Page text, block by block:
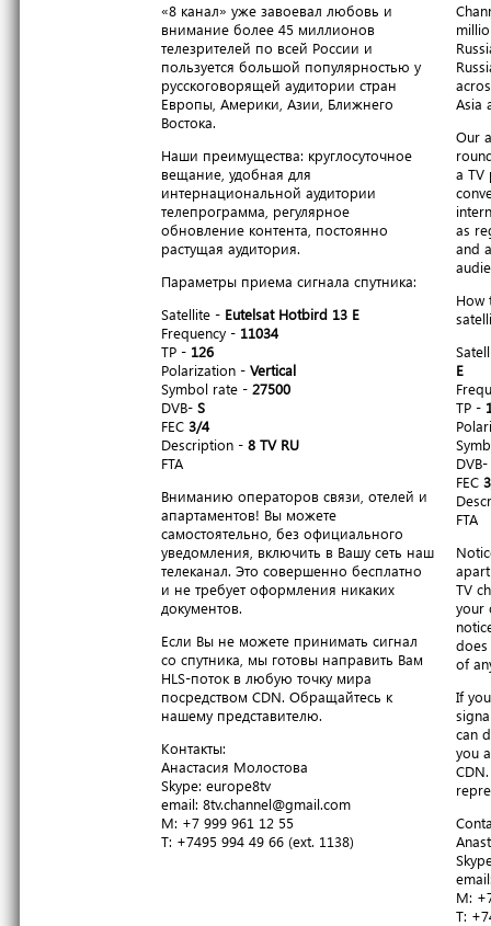
«8 канал» уже завоевал любовь и
внимание более 45 миллионов
телезрителей по всей России и
пользуется большой популярностью у
русскоговорящей аудитории стран
Европы, Америки, Азии, Ближнего
Востока.
Наши преимущества: круглосуточное
вещание, удобная для
интернациональной аудитории
телепрограмма, регулярное
обновление контента, постоянно
растущая аудитория.
Параметры приема сигнала спутника:
Satellite - Eutelsat Hotbird 13 E
Frequency - 11034
TP - 126
Polarization - Vertical
Symbol rate - 27500
DVB- S
FEC 3/4
Description - 8 TV RU
FTA
Вниманию операторов связи, отелей и
апартаментов! Вы можете
самостоятельно, без официального
уведомления, включить в Вашу сеть наш
телеканал. Это совершенно бесплатно
и не требует оформления никаких
документов.
Если Вы не можете принимать сигнал
со спутника, мы готовы направить Вам
HLS-поток в любую точку мира
посредством CDN. Обращайтесь к
нашему представителю.
Контакты:
Анастасия Молостова
​Skype: europe8tv
email: 8tv.channel@gmail.com
M: +7 999 961 12 55
T​: +7495 994 49 66 (ext. 1138)
Asia
Our
a TV
as
and
How
E
TP -
DVB-
FEC
FTA
TV
your
of
If
can
you
M:
T​: